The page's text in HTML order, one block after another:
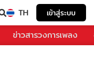
TH เข้าสู่ระบบ
ข่าวสารวงการเพลง